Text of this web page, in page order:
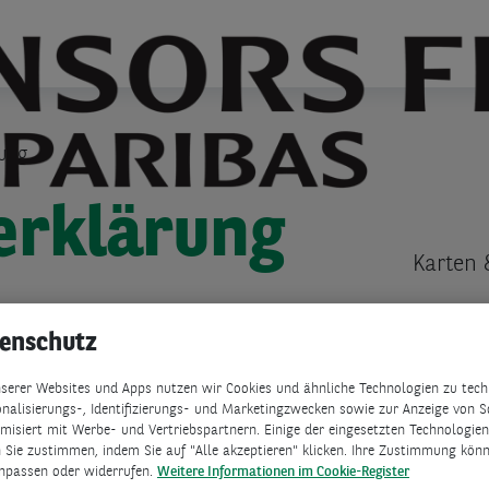
Karten
Finanz Mastercard
Ratenkredit
Banking
und Antworten
und Anträge
Änderungen
Paribas-Gruppe der Schutz Ihrer
die folgenden Informationen transparenter
mit Marketingaktivitäten
Websites und Apps nutzen wir Cookies und ähnliche Technologien zu
, Identifizierungs- und Marketingzwecken sowie zur Anzeige von
mit Werbe- und Vertriebspartnern. Einige der eingesetzten
zustimmen, indem Sie auf "Alle akzeptieren" klicken. Ihre Zustimmung
oder widerrufen. Weitere Informationen im Cookie-Register